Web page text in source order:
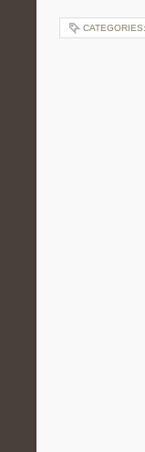
CATEGORIES: